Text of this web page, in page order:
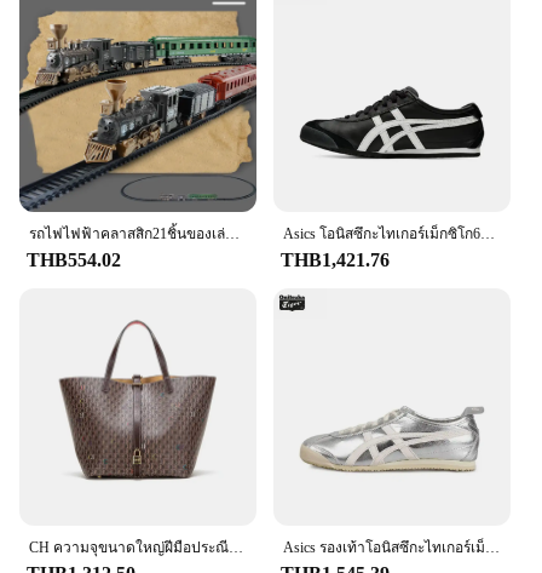
รถไฟไฟฟ้าคลาสสิก21ชิ้นของเล่นสำหรับเด็กของขวัญวันเกิดของเล่นรถไฟย้อนยุค
THB554.02
Asics โอนิสซึกะไทเกอร์เม็กซิโก66รองเท้าวิ่ง, รองเท้าผ้าใบหนังคลาสสิกสำหรับผู้ชายและผู้หญิง
THB1,421.76
CH ความจุขนาดใหญ่ฝีมือประณีตพิมพ์ตัวอักษรสุภาพสตรีกระเป๋าถือมัลติฟังก์ชั่กระเป๋าถือสตรีสไตล์คลาสสิกย้อนยุค Asics รองเท้าโอนิสซึกะไทเกอร์เม็กซิโก66ดั้งเดิมสำหรับผู้หญิงผู้ชายสีขาวเงิน, Onitsuka ลายเสือคลาสสิกรองเท้าแตะน้ำหนักเบา